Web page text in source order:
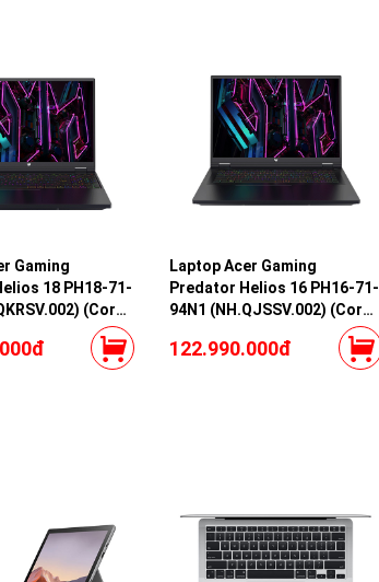
Gaming
18 PH18-71-
(Core
2x16GB RAM/
12G/ 18
Win 11/ Black)
Laptop Acer Gaming
Predator Helios 16 PH16-71-
94N1 (NH.QJSSV.002) (Core
i9 13900HX/ 2x16GB RAM/
2TB SSD/ RTX4080 12G/ 16
inch 2K 240Hz/ Win 11/ Black)
122.990.000đ